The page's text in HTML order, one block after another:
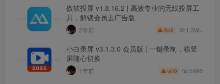
傲软投屏 v1.8.16.2 | 高效专业的无线投屏工
具，解锁会员去广告版
2年前 10 1.3W+
小白录屏 v3.1.3.0 会员版 | 一键录制，横竖
屏随心切换
1年前 10 5966